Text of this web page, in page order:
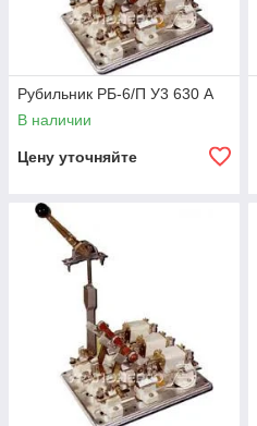
Рубильник РБ-6/П У3 630 А
В наличии
Цену уточняйте